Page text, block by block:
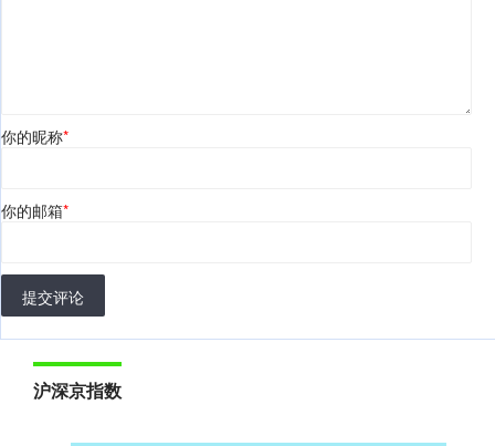
你的昵称*
你的邮箱*
提交评论
沪深京指数